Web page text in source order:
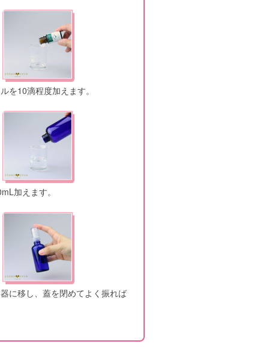
を10滴程度加えます。
加えます。
に移し、蓋を閉めてよく振れば